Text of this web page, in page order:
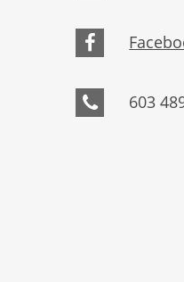
603